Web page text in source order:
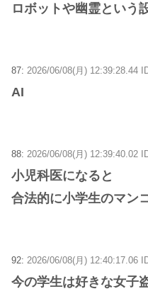
ロボットや幽霊という
87: 2026/06/08(月) 12:39:28.44
AI
88: 2026/06/08(月) 12:39:40.02
小児科医になると
合法的に小学生のマン
92: 2026/06/08(月) 12:40:17.06
今の学生は好きな女子